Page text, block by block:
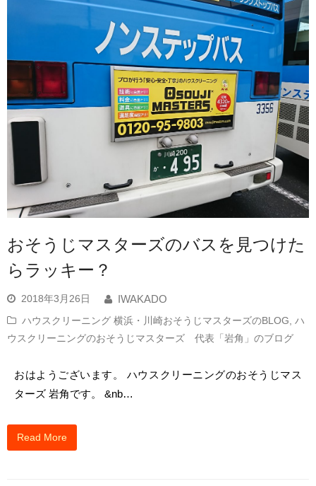
おそうじマスターズのバスを見つけた
らラッキー？
2018年3月26日
IWAKADO
ハウスクリーニング 横浜・川崎おそうじマスターズのBLOG ハ
ウスクリーニングのおそうじマスターズ 代表「岩角」のブログ
おはようございます。 ハウスクリーニングのおそうじマス
ターズ 岩角です。 &nb…
Read More